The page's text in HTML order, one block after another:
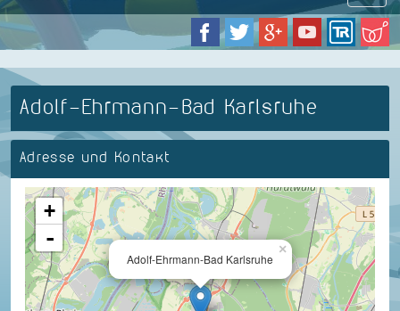
Adolf-Ehrmann-Bad Karlsruhe
Adresse und Kontakt
×
Adolf-Ehrmann-Bad Karlsruhe
+
-